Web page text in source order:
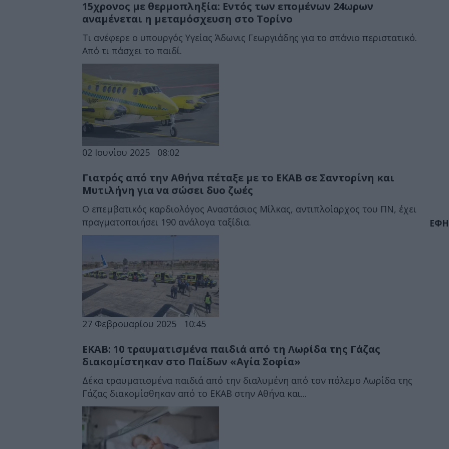
15χρονος με θερμοπληξία: Εντός των επομένων 24ωρων
αναμένεται η μεταμόσχευση στο Τορίνο
Τι ανέφερε ο υπουργός Υγείας Άδωνις Γεωργιάδης για το σπάνιο περιστατικό.
Από τι πάσχει το παιδί.
02 Ιουνίου 2025 08:02
Γιατρός από την Αθήνα πέταξε με το ΕΚΑΒ σε Σαντορίνη και
Μυτιλήνη για να σώσει δυο ζωές
Ο επεμβατικός καρδιολόγος Αναστάσιος Μίλκας, αντιπλοίαρχος του ΠΝ, έχει
πραγματοποιήσει 190 ανάλογα ταξίδια.
27 Φεβρουαρίου 2025 10:45
ΕΚΑΒ: 10 τραυματισμένα παιδιά από τη Λωρίδα της Γάζας
διακομίστηκαν στο Παίδων «Αγία Σοφία»
Δέκα τραυματισμένα παιδιά από την διαλυμένη από τον πόλεμο Λωρίδα της
Γάζας διακομίσθηκαν από το ΕΚΑΒ στην Αθήνα και...